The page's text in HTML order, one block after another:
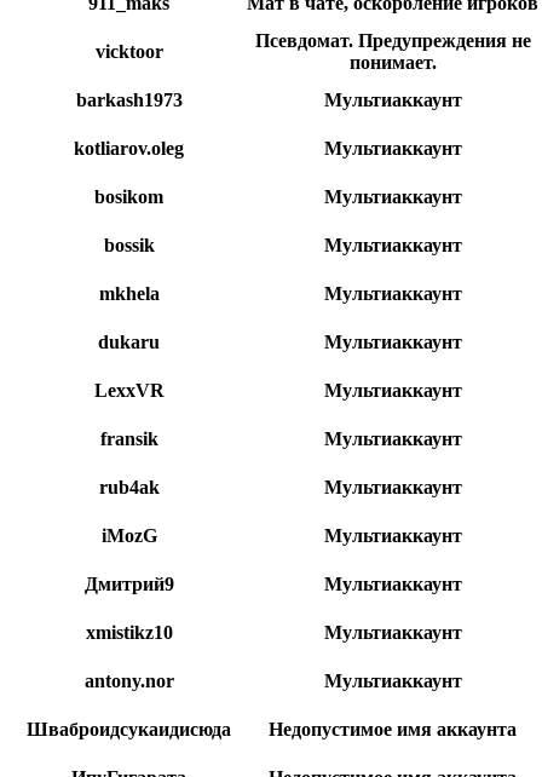
vicktoor
Псевдомат. Предупреждения не
понимает.
barkash1973
Мультиаккаунт
kotliarov.oleg Мультиаккаунт
bosikom Мультиаккаунт
bossik Мультиаккаунт
mkhela Мультиаккаунт
dukaru Мультиаккаунт
LexxVR Мультиаккаунт
fransik Мультиаккаунт
rub4ak Мультиаккаунт
iMozG Мультиаккаунт
Дмитрий9 Мультиаккаунт
xmistikz10 Мультиаккаунт
antony.nor Мультиаккаунт
Шваброидсукаидисюда Недопустимое имя аккаунта